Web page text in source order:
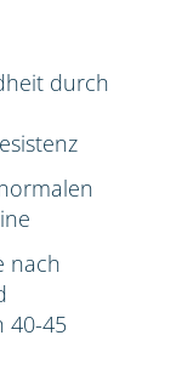
durch
nach
40-45